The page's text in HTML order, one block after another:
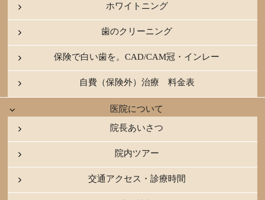
ホワイトニング
歯のクリーニング
保険で白い歯を。CAD/CAM冠・インレー
自費（保険外）治療 料金表
医院について
院長あいさつ
院内ツアー
交通アクセス・診療時間